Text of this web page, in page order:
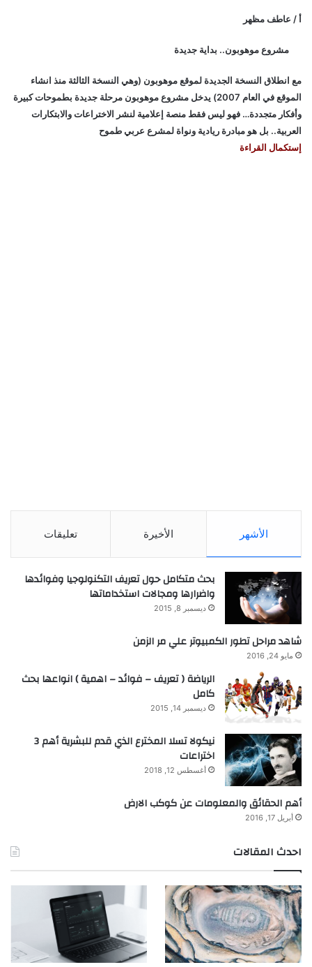
أ / عاطف مظهر
مشروع موهوبون.. بداية جديدة
مع انطلاق النسخة الجديدة لموقع موهوبون (وهي النسخة الثالثة منذ انشاء
الموقع في العام 2007) يدخل مشروع موهوبون مرحلة جديدة بطموحات كبيرة
وأفكار متجددة… فهو ليس فقط منصة إعلامية لنشر الاختراعات والابتكارات
العربية.. بل هو مبادرة ريادية ونواة لمشرع عربي طموح
إستكمال القراءة
الأشهر الأخيرة تعليقات
بحث متكامل حول تعريف التكنولوجيا وفوائدها
واضرارها ومجالات استخداماتها
ديسمبر 8, 2015
شاهد مراحل تطور الكمبيوتر علي مر الزمن
مايو 24, 2016
الرياضة ( تعريف – فوائد – اهمية ) انواعها بحث
كامل
ديسمبر 14, 2015
نيكولا تسلا المخترع الذي قدم للبشرية أهم 3
اختراعات
أغسطس 12, 2018
أهم الحقائق والمعلومات عن كوكب الارض
أبريل 17, 2016
احدث المقالات